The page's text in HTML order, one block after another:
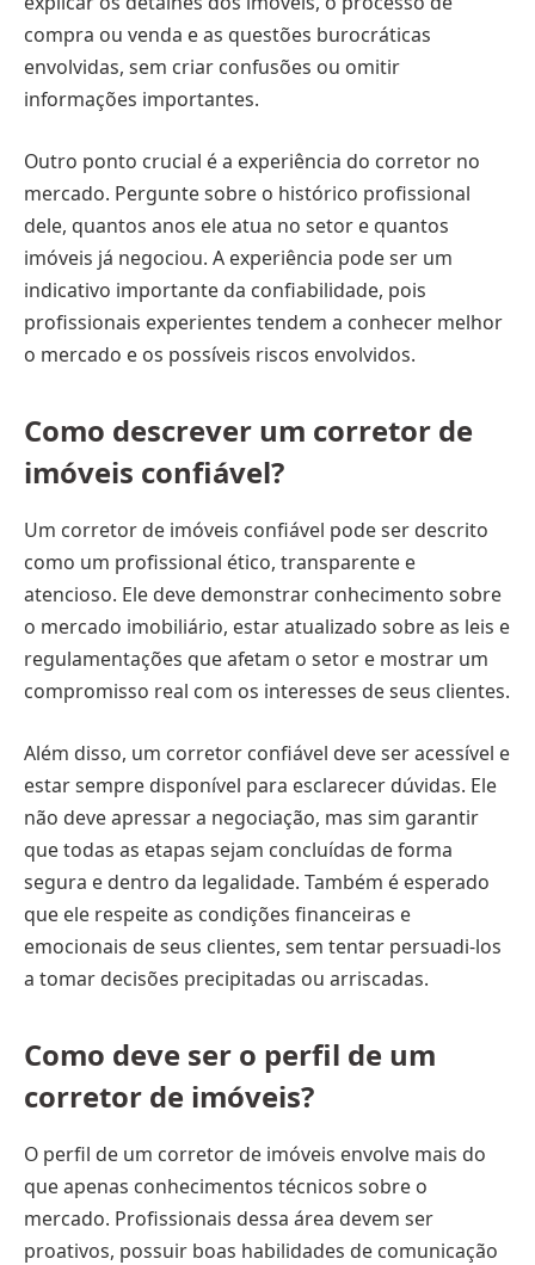
compra ou venda e as questões burocráticas
envolvidas, sem criar confusões ou omitir
informações importantes.
Outro ponto crucial é a experiência do corretor no
mercado. Pergunte sobre o histórico profissional
dele, quantos anos ele atua no setor e quantos
imóveis já negociou. A experiência pode ser um
indicativo importante da confiabilidade, pois
profissionais experientes tendem a conhecer melhor
o mercado e os possíveis riscos envolvidos.
Como descrever um corretor de
imóveis confiável?
Um corretor de imóveis confiável pode ser descrito
como um profissional ético, transparente e
atencioso. Ele deve demonstrar conhecimento sobre
o mercado imobiliário, estar atualizado sobre as leis e
regulamentações que afetam o setor e mostrar um
compromisso real com os interesses de seus clientes.
Além disso, um corretor confiável deve ser acessível e
estar sempre disponível para esclarecer dúvidas. Ele
não deve apressar a negociação, mas sim garantir
que todas as etapas sejam concluídas de forma
segura e dentro da legalidade. Também é esperado
que ele respeite as condições financeiras e
emocionais de seus clientes, sem tentar persuadi-los
a tomar decisões precipitadas ou arriscadas.
Como deve ser o perfil de um
corretor de imóveis?
O perfil de um corretor de imóveis envolve mais do
que apenas conhecimentos técnicos sobre o
mercado. Profissionais dessa área devem ser
proativos, possuir boas habilidades de comunicação